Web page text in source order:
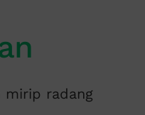
mirip radang